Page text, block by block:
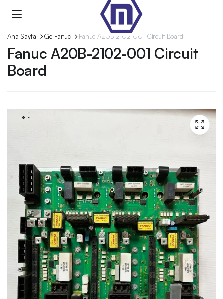
Ana Sayfa Ge Fanuc Fanuc A20B-2102-001 Circuit Board
Fanuc A20B-2102-001 Circuit
Board